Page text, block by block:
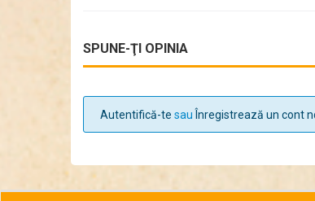
SPUNE-ŢI OPINIA
Autentifică-te sau Înregistrează un cont